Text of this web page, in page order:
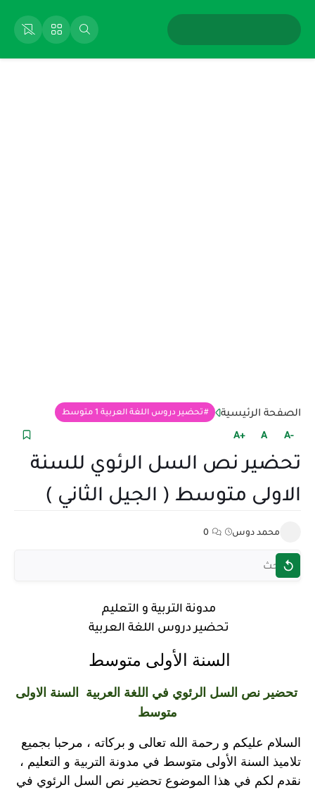
الصفحة الرئيسية تحضير دروس اللغة العربية 1 متوسط
+A A -A
تحضير نص السل الرئوي للسنة
الاولى متوسط ( الجيل الثاني )
محمد دوس 0
مدونة التربية و التعليم
تحضير دروس اللغة العربية
السنة الأولى متوسط
تحضير نص السل الرئوي في اللغة العربية السنة الاولى
متوسط
السلام عليكم و رحمة الله تعالى و بركاته ، مرحبا بجميع
تلاميذ السنة الأولى متوسط في مدونة التربية و التعليم ،
نقدم لكم في هذا الموضوع تحضير نص السل الرئوي في